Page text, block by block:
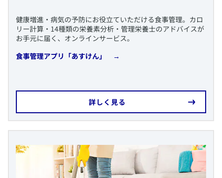
​健康増進・病気の予防にお役立ていただける食事管理。カロ
リー計算・14種類の栄養素分析・管理栄養士のアドバイスが
お手元に届く、オンラインサービス。
​食事管理アプリ「あすけん」 →
​詳しく見る